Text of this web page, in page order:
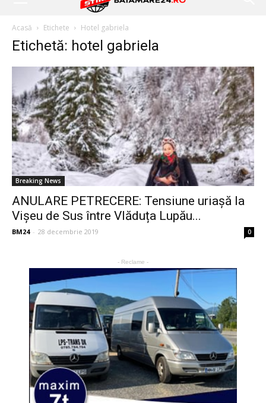
Acasă Etichete Hotel gabriela
Etichetă: hotel gabriela
Breaking News
ANULARE PETRECERE: Tensiune uriașă la
Vișeu de Sus între Vlăduța Lupău...
BM24 - 28 decembrie 2019 0
- Reclame -